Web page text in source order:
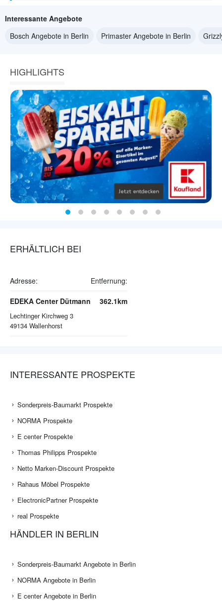
Interessante Angebote
Bosch Angebote in Berlin
Primaster Angebote in Berlin
HIGHLIGHTS
ERHÄLTLICH BEI
Adresse: Entfernung:
EDEKA Center Dütmann
Lechtinger Kirchweg 3
49134 Wallenhorst
362.1km
INTERESSANTE PROSPEKTE
Sonderpreis-Baumarkt Prospekte
NORMA Prospekte
E center Prospekte
Thomas Philipps Prospekte
Netto Marken-Discount Prospekte
Rahaus Möbel Prospekte
ElectronicPartner Prospekte
real Prospekte
HÄNDLER IN BERLIN
Sonderpreis-Baumarkt Angebote in Berlin
NORMA Angebote in Berlin
E center Angebote in Berlin